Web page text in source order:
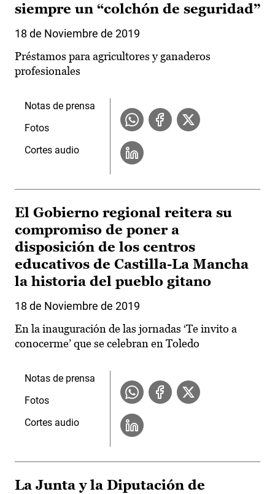
siempre un “colchón de seguridad”
18 de Noviembre de 2019
Préstamos para agricultores y ganaderos
profesionales
Notas de prensa
Fotos
Cortes audio
El Gobierno regional reitera su
compromiso de poner a
disposición de los centros
educativos de Castilla-La Mancha
la historia del pueblo gitano
18 de Noviembre de 2019
En la inauguración de las jornadas ‘Te invito a
conocerme’ que se celebran en Toledo
Notas de prensa
Fotos
Cortes audio
La Junta y la Diputación de